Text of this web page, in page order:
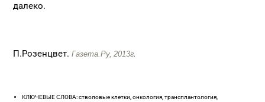
далеко.
П.Розенцвет.Газета.Ру, 2013г.
КЛЮЧЕВЫЕ СЛОВА: стволовые клетки, онкология, трансплантология,